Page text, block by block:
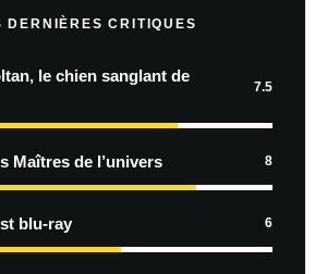
DERNIÈRES CRITIQUES
le chien sanglant de
7.5
Maîtres de l’univers 8
blu-ray 6